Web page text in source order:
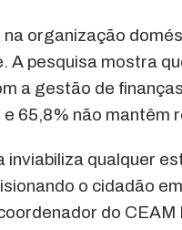
organização
A pesquisa mostra
a gestão de
65,8% não
qualquer
o cidadão
do CEAM